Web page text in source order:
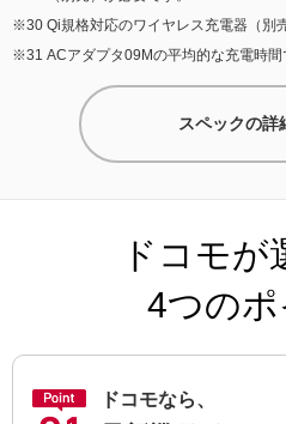
Qi規格対応のワイヤレス充電器（別
ACアダプタ09Mの平均的な充電時間
スペックの詳
ドコモが
4つのポ
ドコモなら、